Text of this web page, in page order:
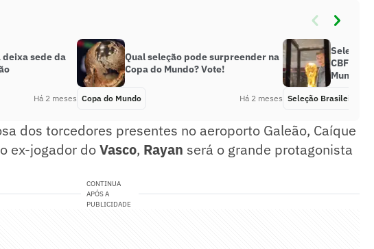
sede da
Há 2 meses
Qual seleção pode surpreender na
Copa do Mundo? Vote!
Copa do Mundo Há 2 meses
Seleção
CBF
Mundo
Seleção Brasileira
dos torcedores presentes no aeroporto Galeão, Caíque
ex-jogador doVasco, Rayan será o grande protagonista
CONTINUA
APÓS A
PUBLICIDADE